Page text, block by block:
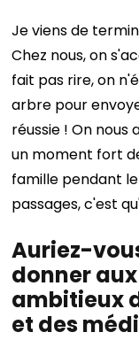
Je viens de
Chez nous, on
fait pas rire, on
arbre pour
réussie ! On
un moment fort
famille pendant
passages, c'est
Auriez-
donner
ambitieux
et des